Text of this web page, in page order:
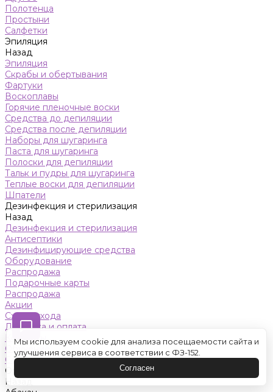
Полотенца
Простыни
Салфетки
Эпиляция
Назад
Эпиляция
Скрабы и обертывания
Фартуки
Воскоплавы
Горячие пленочные воски
Средства до депиляции
Средства после депиляции
Наборы для шугаринга
Паста для шугаринга
Полоски для депиляции
Тальк и пудры для шугаринга
Теплые воски для депиляции
Шпатели
Дезинфекция и стерилизация
Назад
Дезинфекция и стерилизация
Антисептики
Дезинфицирующие средства
Оборудование
Распродажа
Подарочные карты
Распродажа
Акции
Схемы ухода
Доставка и оплата
Контакты
Обучение
Салон красоты
Оренбург
Назад
Мы используем cookie для анализа посещаемости сайта и
улучшения сервиса в соответствии с ФЗ-152.
Согласен